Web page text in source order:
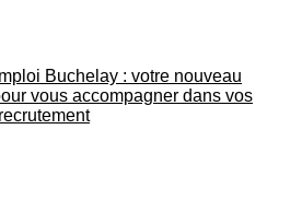
Buchelay : votre nouveau
vous accompagner dans vos